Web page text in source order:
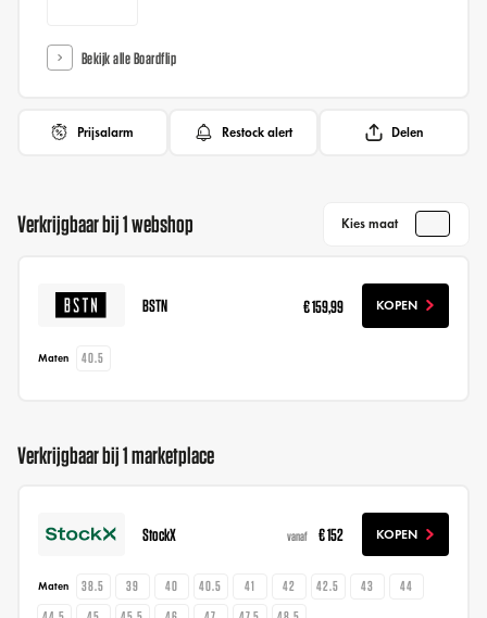
Bekijk alle Boardflip
Prijsalarm Restock alert Delen
Verkrijgbaar bij 1 webshop Kies maat
BSTN € 159,99 KOPEN
Maten 40.5
Verkrijgbaar bij 1 marketplace
StockX vanaf € 152 KOPEN
Maten 38.5 39 40 40.5 41 42 42.5 43
44